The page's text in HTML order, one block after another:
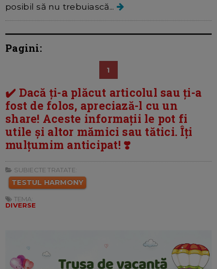
posibil să nu trebuiască...
Pagini:
1
✔️ Dacă ți-a plăcut articolul sau ți-a
fost de folos, apreciază-l cu un
share! Aceste informații le pot fi
utile și altor mămici sau tătici. Îți
mulțumim anticipat! ❣️
SUBIECTE TRATATE:
TESTUL HARMONY
TEMA:
DIVERSE